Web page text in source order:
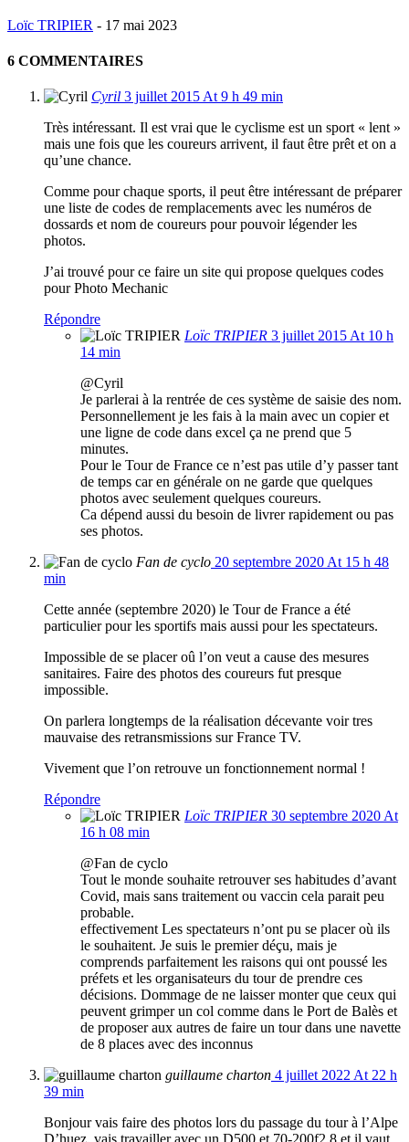
Loïc TRIPIER - 17 mai 2023
6 COMMENTAIRES
Cyril 3 juillet 2015 At 9 h 49 min
Très intéressant. Il est vrai que le cyclisme est un sport « lent »
mais une fois que les coureurs arrivent, il faut être prêt et on a
qu’une chance.
Comme pour chaque sports, il peut être intéressant de préparer
une liste de codes de remplacements avec les numéros de
dossards et nom de coureurs pour pouvoir légender les
photos.
J’ai trouvé pour ce faire un site qui propose quelques codes
pour Photo Mechanic
Répondre
Loïc TRIPIER 3 juillet 2015 At 10 h
14 min
@Cyril
Je parlerai à la rentrée de ces système de saisie des nom.
Personnellement je les fais à la main avec un copier et
une ligne de code dans excel ça ne prend que 5
minutes.
Pour le Tour de France ce n’est pas utile d’y passer tant
de temps car en générale on ne garde que quelques
photos avec seulement quelques coureurs.
Ca dépend aussi du besoin de livrer rapidement ou pas
ses photos.
Fan de cyclo 20 septembre 2020 At 15 h 48
min
Cette année (septembre 2020) le Tour de France a été
particulier pour les sportifs mais aussi pour les spectateurs.
Impossible de se placer oû l’on veut a cause des mesures
sanitaires. Faire des photos des coureurs fut presque
impossible.
On parlera longtemps de la réalisation décevante voir tres
mauvaise des retransmissions sur France TV.
Vivement que l’on retrouve un fonctionnement normal !
Répondre
Loïc TRIPIER 30 septembre 2020 At
16 h 08 min
@Fan de cyclo
Tout le monde souhaite retrouver ses habitudes d’avant
Covid, mais sans traitement ou vaccin cela parait peu
probable.
effectivement Les spectateurs n’ont pu se placer où ils
le souhaitent. Je suis le premier déçu, mais je
comprends parfaitement les raisons qui ont poussé les
préfets et les organisateurs du tour de prendre ces
décisions. Dommage de ne laisser monter que ceux qui
peuvent grimper un col comme dans le Port de Balès et
de proposer aux autres de faire un tour dans une navette
de 8 places avec des inconnus
guillaume charton 4 juillet 2022 At 22 h
39 min
Bonjour vais faire des photos lors du passage du tour à l’Alpe